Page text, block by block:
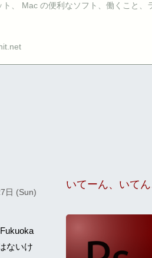
ト、 Mac の便利なソフト、働くこと、
日 (Sun)
ないけ
いてーん、いて